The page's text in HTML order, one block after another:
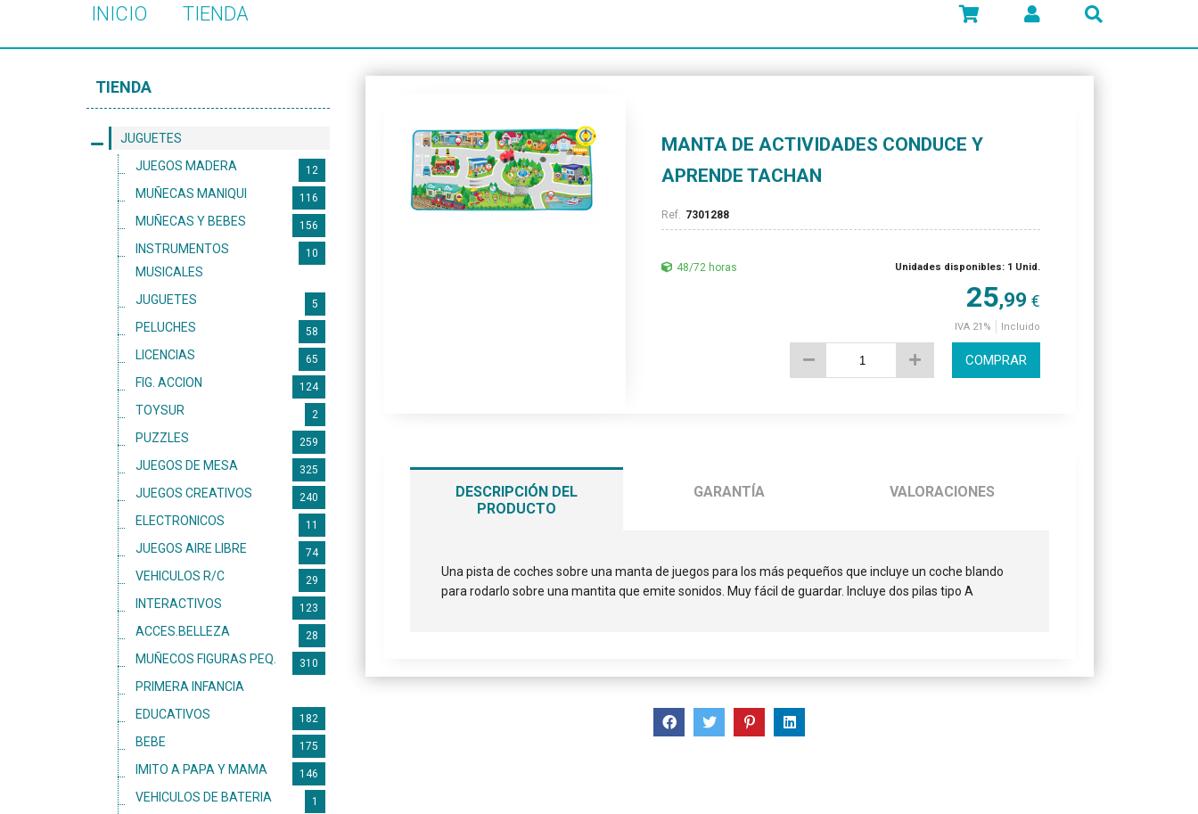
INICIO TIENDA
TIENDA
JUGUETES
JUEGOS MADERA
12
MUÑECAS MANIQUI 116
MUÑECAS Y BEBES 156
INSTRUMENTOS
MUSICALES
10
JUGUETES 5
PELUCHES 58
LICENCIAS 65
FIG. ACCION 124
TOYSUR 2
PUZZLES 259
JUEGOS DE MESA 325
JUEGOS CREATIVOS 240
ELECTRONICOS 11
JUEGOS AIRE LIBRE 74
VEHICULOS R/C 29
INTERACTIVOS 123
ACCES.BELLEZA 28
MUÑECOS FIGURAS PEQ. 310
PRIMERA INFANCIA
EDUCATIVOS 182
BEBE 175
IMITO A PAPA Y MAMA 146
VEHICULOS DE BATERIA 1
MANTA DE ACTIVIDADES CONDUCE Y
APRENDE TACHAN
7301288
48/72 horas Unidades disponibles: 1 Unid.
25,99 €
IVA 21% Incluido
COMPRAR
DESCRIPCIÓN DEL
PRODUCTO
GARANTÍA VALORACIONES
Una pista de coches sobre una manta de juegos para los más pequeños que incluye un coche blando
para rodarlo sobre una mantita que emite sonidos. Muy fácil de guardar. Incluye dos pilas tipo A